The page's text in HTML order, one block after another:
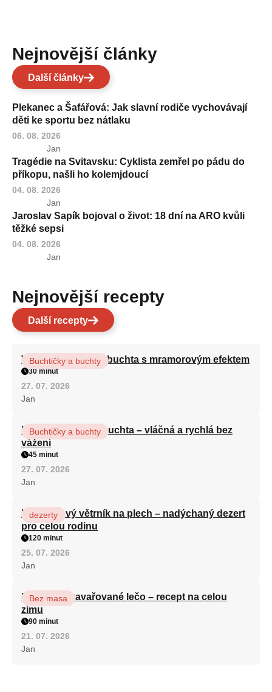
Nejnovější články
Další články
Plekanec a Šafářová: Jak slavní rodiče vychovávají
děti ke sportu bez nátlaku
06. 08. 2026
Jan
Tragédie na Svitavsku: Cyklista zemřel po pádu do
příkopu, našli ho kolemjdoucí
04. 08. 2026
Jan
Jaroslav Sapík bojoval o život: 18 dní na ARO kvůli
těžké sepsi
04. 08. 2026
Jan
Nejnovější recepty
Další recepty
Vláčná olejová litá buchta s mramorovým efektem
Buchtičky a buchty
30 minut
27. 07. 2026
Jan
Hrnková maková buchta – vláčná a rychlá bez
vážení
Buchtičky a buchty
45 minut
27. 07. 2026
Jan
Karamelový větrník na plech – nadýchaný dezert
pro celou rodinu
dezerty
120 minut
25. 07. 2026
Jan
Babiččino zavařované lečo – recept na celou
zimu
Bez masa
90 minut
21. 07. 2026
Jan